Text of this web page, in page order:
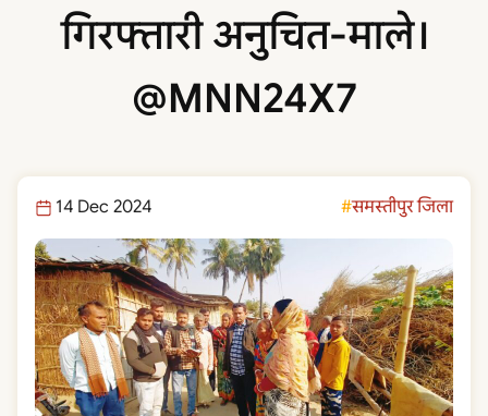
गिरफ्तारी अनुचित-माले।
@MNN24X7
14 Dec 2024 समस्तीपुर जिला